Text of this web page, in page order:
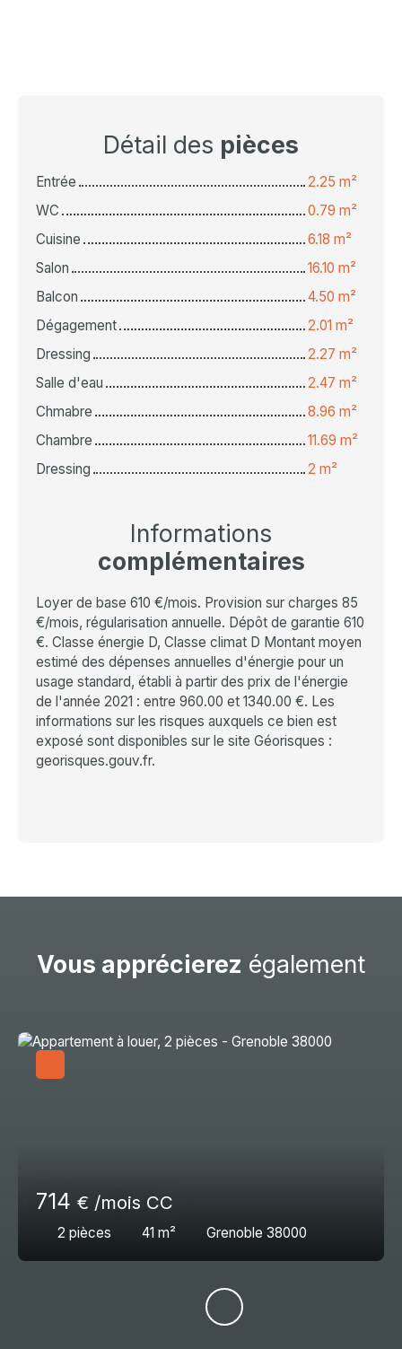
Détail des pièces
Entrée
2.25 m²
WC
0.79 m²
Cuisine
6.18 m²
Salon
16.10 m²
Balcon
4.50 m²
Dégagement
2.01 m²
Dressing
2.27 m²
Salle d'eau
2.47 m²
Chmabre
8.96 m²
Chambre
11.69 m²
Dressing
2 m²
Informations
complémentaires
Loyer de base 610 €/mois. Provision sur charges 85
€/mois, régularisation annuelle. Dépôt de garantie 610
€. Classe énergie D, Classe climat D Montant moyen
estimé des dépenses annuelles d'énergie pour un
usage standard, établi à partir des prix de l'énergie
de l'année 2021 : entre 960.00 et 1340.00 €. Les
informations sur les risques auxquels ce bien est
exposé sont disponibles sur le site Géorisques :
georisques.gouv.fr.
Vous apprécierez également
714 € /mois CC
2 pièces 41 m² Grenoble 38000